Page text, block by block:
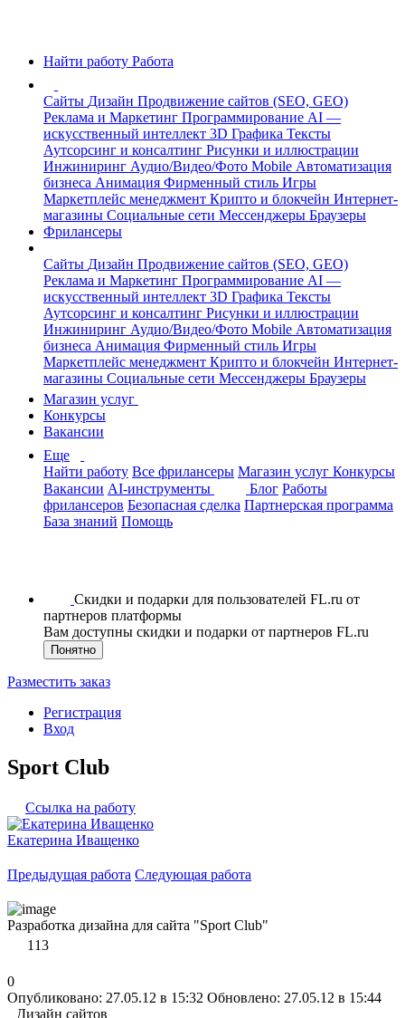
Найти работу Работа
Сайты Дизайн Продвижение сайтов (SEO, GEO)
Реклама и Маркетинг Программирование AI —
искусственный интеллект 3D Графика Тексты
Аутсорсинг и консалтинг Рисунки и иллюстрации
Инжиниринг Аудио/Видео/Фото Mobile Автоматизация
бизнеса Анимация Фирменный стиль Игры
Маркетплейс менеджмент Крипто и блокчейн Интернет-
магазины Социальные сети Мессенджеры Браузеры
Фрилансеры
Сайты Дизайн Продвижение сайтов (SEO, GEO)
Реклама и Маркетинг Программирование AI —
искусственный интеллект 3D Графика Тексты
Аутсорсинг и консалтинг Рисунки и иллюстрации
Инжиниринг Аудио/Видео/Фото Mobile Автоматизация
бизнеса Анимация Фирменный стиль Игры
Маркетплейс менеджмент Крипто и блокчейн Интернет-
магазины Социальные сети Мессенджеры Браузеры
Магазин услуг
Конкурсы
Вакансии
Еще
Найти работу Все фрилансеры Магазин услуг Конкурсы
Вакансии AI-инструменты Блог Работы
фрилансеров Безопасная сделка Партнерская программа
База знаний Помощь
Скидки и подарки для пользователей FL.ru от
партнеров платформы
Вам доступны скидки и подарки от партнеров FL.ru
Понятно
Разместить заказ
Регистрация
Вход
Sport Club
Ссылка на работу
Екатерина Иващенко
Предыдущая работа Следующая работа
Разработка дизайна для сайта "Sport Club"
113
0
Опубликовано: 27.05.12 в 15:32 Обновлено: 27.05.12 в 15:44
Дизайн сайтов